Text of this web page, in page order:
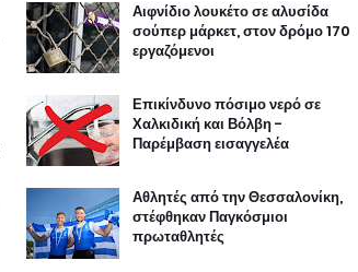
Αιφνίδιο λουκέτο σε αλυσίδα
σούπερ μάρκετ, στον δρόμο 170
εργαζόμενοι
Επικίνδυνο πόσιμο νερό σε
Χαλκιδική και Βόλβη -
Παρέμβαση εισαγγελέα
Αθλητές από την Θεσσαλονίκη,
στέφθηκαν Παγκόσμιοι
πρωταθλητές